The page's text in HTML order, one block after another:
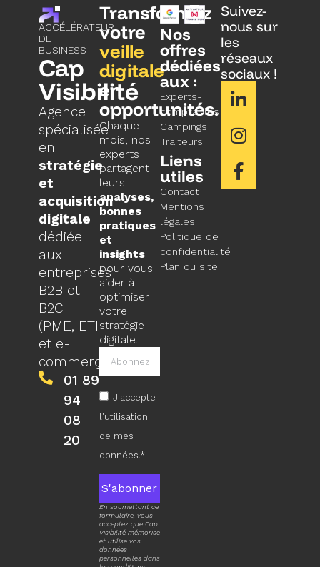
ACCÉLÉRATEUR
DE
BUSINESS
Cap
Visibilité
Agence
spécialisée
en
stratégie
et
acquisition
digitale
dédiée
aux
entreprises
B2B et
B2C
(PME, ETI
et e-
commerçants).
01 89
94
08
20
Transformez
votre
veille
digitale
en
opportunités.
Chaque
mois, nos
experts
partagent
leurs
analyses,
bonnes
pratiques
et
insights
pour vous
aider à
optimiser
votre
stratégie
digitale.
J'accepte
l'utilisation
de mes
données.*
S'abonner
En soumettant ce
formulaire, vous
acceptez que Cap
Visibilité mémorise
et utilise vos
données
personnelles dans
Nos
offres
dédiées
aux :
Experts-
comptables
Campings
Traiteurs
Liens
utiles
Contact
Mentions
légales
Politique de
confidentialité
Plan du site
Suivez-
nous sur
les
réseaux
sociaux !